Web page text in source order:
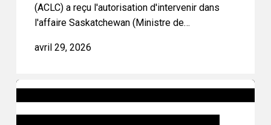
(ACLC) a reçu l'autorisation d'intervenir dans
l'affaire Saskatchewan (Ministre de…
avril 29, 2026
L’Ontario
fait
passer